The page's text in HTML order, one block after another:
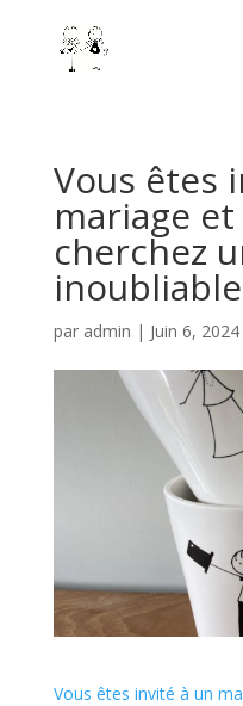
Vous êtes
mariage
cherchez
inoubliable
par admin | Juin 6, 2024
Vous êtes invité à un